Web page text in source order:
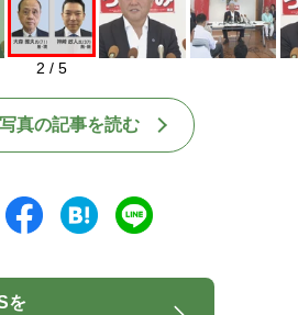
2 / 5
真の記事を読む
を